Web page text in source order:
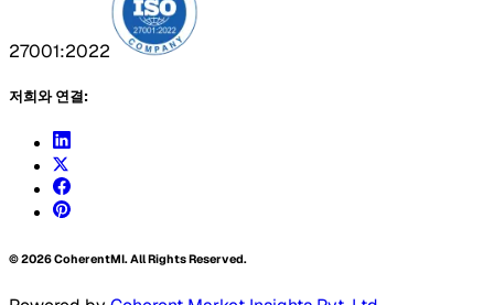
27001:2022
저희와 연결:
©2026CoherentMI. All Rights Reserved.